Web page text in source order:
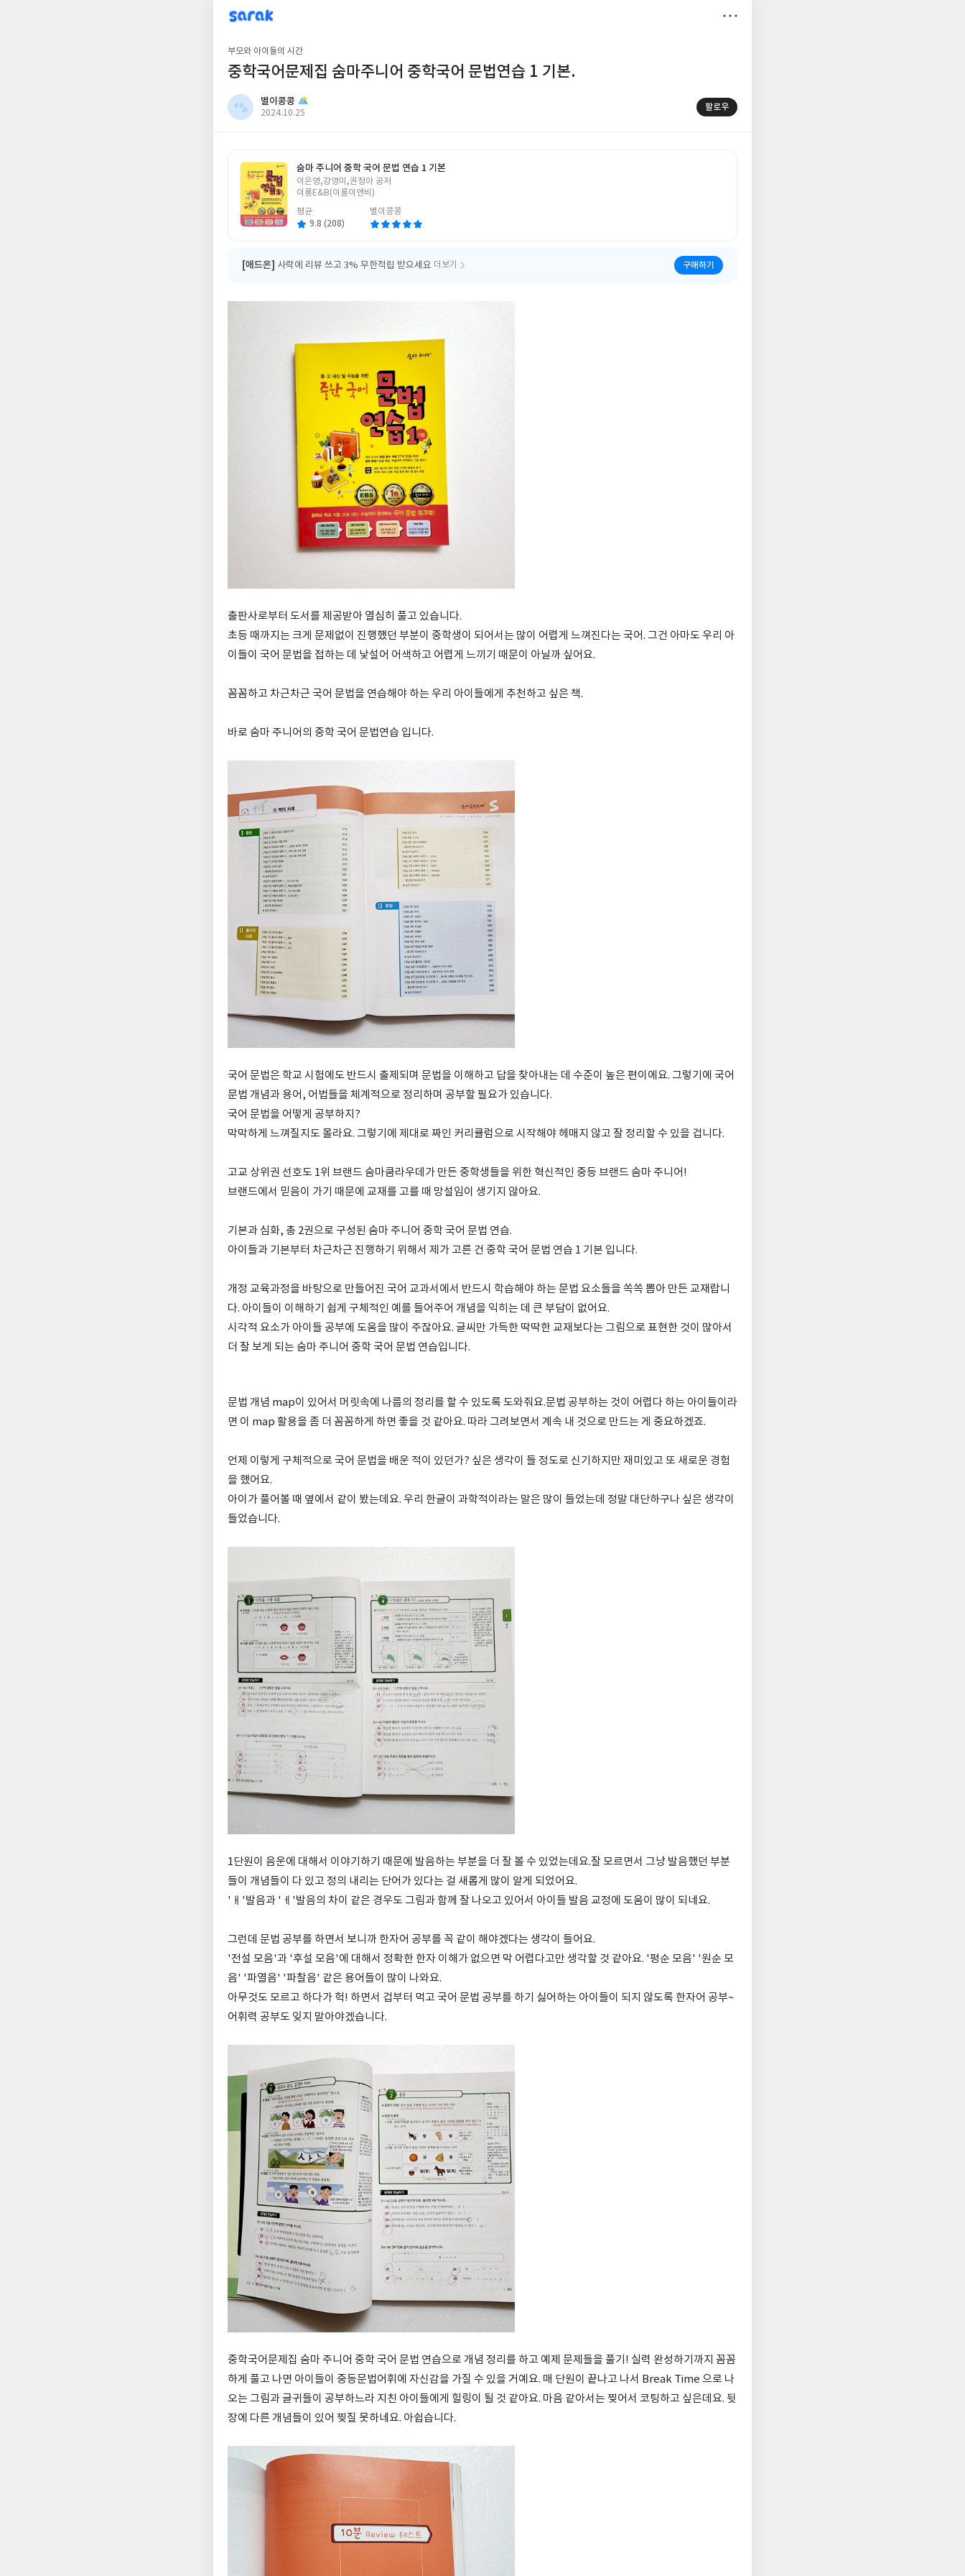
sarak
별이콩콩
부모와 아이들의 시간
중학국어문제집 숨마주니어 중학국어 문법연습 1 기본.
별이콩콩
작
2024.10.25
팔로우
숨마 주니어 중학 국어 문법 연습 1 기본
글
쓴
이은영,강영미,권정아 공저
이룸E&B(이룸이앤비)
평균
9.8 (208)
별이콩콩
[애드온] 사락에 리뷰 쓰고 3% 무한적립 받으세요 더보기 구매하기
출판사로부터 도서를 제공받아 열심히 풀고 있습니다.
초등 때까지는 크게 문제없이 진행했던 부분이 중학생이 되어서는 많이 어렵게 느껴진다는 국어. 그건 아마도 우리 아
이들이 국어 문법을 접하는 데 낯설어 어색하고 어렵게 느끼기 때문이 아닐까 싶어요.
꼼꼼하고 차근차근 국어 문법을 연습해야 하는 우리 아이들에게 추천하고 싶은 책.
바로 숨마 주니어의 중학 국어 문법연습 입니다.
국어 문법은 학교 시험에도 반드시 출제되며 문법을 이해하고 답을 찾아내는 데 수준이 높은 편이에요. 그렇기에 국어
문법 개념과 용어, 어법들을 체계적으로 정리하며 공부할 필요가 있습니다.
국어 문법을 어떻게 공부하지?
막막하게 느껴질지도 몰라요. 그렇기에 제대로 짜인 커리큘럼으로 시작해야 헤매지 않고 잘 정리할 수 있을 겁니다.
고교 상위권 선호도 1위 브랜드 숨마쿰라우데가 만든 중학생들을 위한 혁신적인 중등 브랜드 숨마 주니어!
브랜드에서 믿음이 가기 때문에 교재를 고를 때 망설임이 생기지 않아요.
기본과 심화, 총 2권으로 구성된 숨마 주니어 중학 국어 문법 연습.
아이들과 기본부터 차근차근 진행하기 위해서 제가 고른 건 중학 국어 문법 연습 1 기본 입니다.
개정 교육과정을 바탕으로 만들어진 국어 교과서에서 반드시 학습해야 하는 문법 요소들을 쏙쏙 뽑아 만든 교재랍니
다. 아이들이 이해하기 쉽게 구체적인 예를 들어주어 개념을 익히는 데 큰 부담이 없어요.
시각적 요소가 아이들 공부에 도움을 많이 주잖아요. 글씨만 가득한 딱딱한 교재보다는 그림으로 표현한 것이 많아서
더 잘 보게 되는 숨마 주니어 중학 국어 문법 연습입니다.
문법 개념 map이 있어서 머릿속에 나름의 정리를 할 수 있도록 도와줘요.문법 공부하는 것이 어렵다 하는 아이들이라
면 이 map 활용을 좀 더 꼼꼼하게 하면 좋을 것 같아요. 따라 그려보면서 계속 내 것으로 만드는 게 중요하겠죠.
언제 이렇게 구체적으로 국어 문법을 배운 적이 있던가? 싶은 생각이 들 정도로 신기하지만 재미있고 또 새로운 경험
을 했어요.
아이가 풀어볼 때 옆에서 같이 봤는데요. 우리 한글이 과학적이라는 말은 많이 들었는데 정말 대단하구나 싶은 생각이
들었습니다.
1단원이 음운에 대해서 이야기하기 때문에 발음하는 부분을 더 잘 볼 수 있었는데요.잘 모르면서 그냥 발음했던 부분
들이 개념들이 다 있고 정의 내리는 단어가 있다는 걸 새롭게 많이 알게 되었어요.
'ㅐ'발음과 'ㅔ'발음의 차이 같은 경우도 그림과 함께 잘 나오고 있어서 아이들 발음 교정에 도움이 많이 되네요.
그런데 문법 공부를 하면서 보니까 한자어 공부를 꼭 같이 해야겠다는 생각이 들어요.
'전설 모음'과 '후설 모음'에 대해서 정확한 한자 이해가 없으면 막 어렵다고만 생각할 것 같아요. '평순 모음' '원순 모
음' '파열음' '파찰음' 같은 용어들이 많이 나와요.
아무것도 모르고 하다가 헉! 하면서 겁부터 먹고 국어 문법 공부를 하기 싫어하는 아이들이 되지 않도록 한자어 공부~
어휘력 공부도 잊지 말아야겠습니다.
중학국어문제집 숨마 주니어 중학 국어 문법 연습으로 개념 정리를 하고 예제 문제들을 풀기! 실력 완성하기까지 꼼꼼
하게 풀고 나면 아이들이 중등문법어휘에 자신감을 가질 수 있을 거예요. 매 단원이 끝나고 나서 Break Time 으로 나
오는 그림과 글귀들이 공부하느라 지친 아이들에게 힐링이 될 것 같아요. 마음 같아서는 찢어서 코팅하고 싶은데요. 뒷
장에 다른 개념들이 있어 찢질 못하네요. 아쉽습니다.